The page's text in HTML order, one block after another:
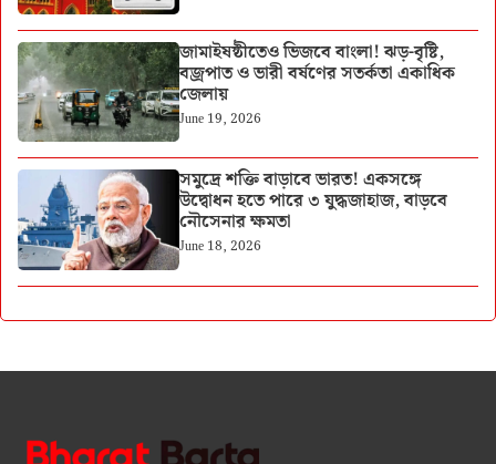
জামাইষষ্ঠীতেও ভিজবে বাংলা! ঝড়-বৃষ্টি,
বজ্রপাত ও ভারী বর্ষণের সতর্কতা একাধিক
জেলায়
June 19, 2026
সমুদ্রে শক্তি বাড়াবে ভারত! একসঙ্গে
উদ্বোধন হতে পারে ৩ যুদ্ধজাহাজ, বাড়বে
নৌসেনার ক্ষমতা
June 18, 2026